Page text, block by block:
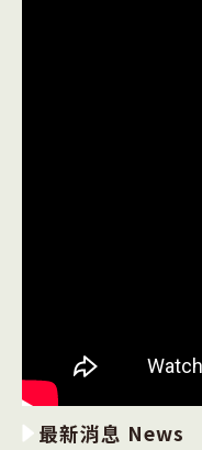
最新消息 News